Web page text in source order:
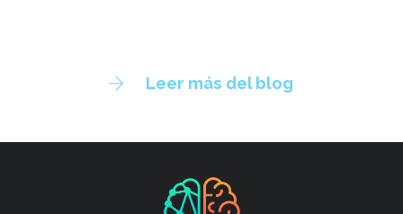
Leer más del blog